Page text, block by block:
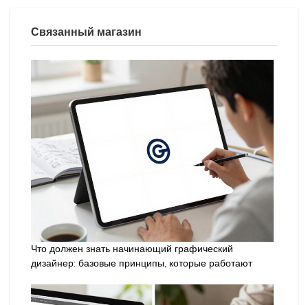
Связанный магазин
Что должен знать начинающий графический
дизайнер: базовые принципы, которые работают